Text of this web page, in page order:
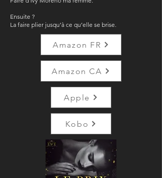
Ensuite ?
La faire plier jusqu’à ce qu’elle se brise.
Amazon FR
Amazon CA
Apple
Kobo